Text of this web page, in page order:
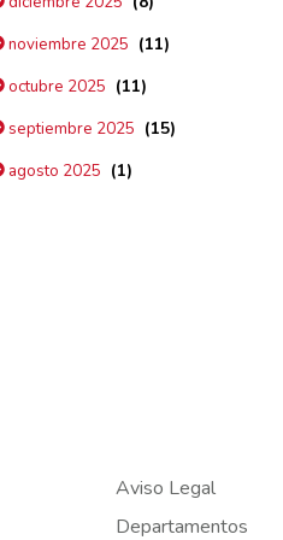
noviembre 2025 (11)
octubre 2025 (11)
septiembre 2025 (15)
agosto 2025 (1)
Aviso Legal
Departamentos